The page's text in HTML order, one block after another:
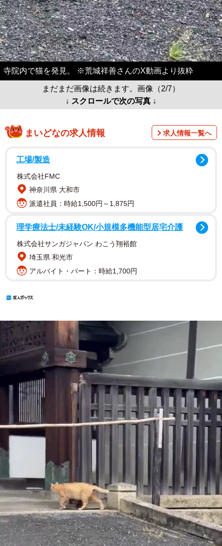
寺院内で猫を発見。 ※荒城祥善さんのX動画より抜粋
まだまだ画像は続きます。画像（2/7）
↓ スクロールで次の写真 ↓
まいどなの求人情報 求人情報一覧へ
工場/製造
株式会社FMC
神奈川県 大和市
派遣社員：時給1,500円～1,875円
理学療法士/未経験OK/小規模多機能型居宅介護
株式会社サンガジャパン わこう翔裕館
埼玉県 和光市
アルバイト・パート：時給1,700円